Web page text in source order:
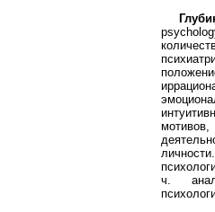
мотивов,
ч.